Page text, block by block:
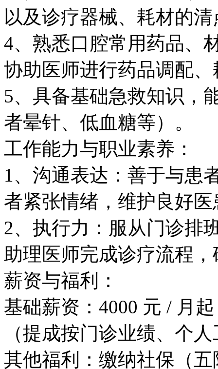
以及诊疗器械、耗材的
4、熟悉口腔常用药品、
协助医师进行药品调配
5、具备基础急救知识，
者晕针、低血糖等）。​
工作能力与职业素养​：
1、沟通表达：善于与患
者紧张情绪，维护良好
2、执行力：服从门诊排
助理医师完成诊疗流程
薪资与福利​：
基础薪资：4000 元 / 月
（提成按门诊业绩、个
其他福利：缴纳社保（